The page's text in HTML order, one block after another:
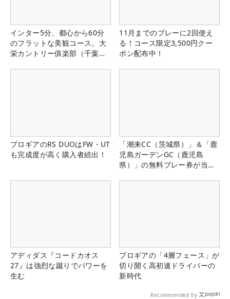
インター5分、都心から60分
のフラットな美観コース。大
栄カントリー俱楽部（千葉
11月までのプレーに2回使え
る！コース限定3,500円クー
ポン配布中！
プロギアのRS DUOはFW・UT
も完成度が高く購入者続出！
「潮来CC（茨城県）」＆「鹿
児島ガーデンGC（鹿児島
県）」の無料プレー券が当た
アディダス『コードカオス
27』は強烈な蹴りでパワーを
生む
プロギアの「4層フェース」が
切り開く高初速ドライバーの
新時代
Recommended by